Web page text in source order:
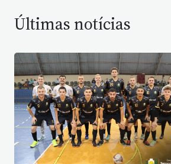
Últimas notícias